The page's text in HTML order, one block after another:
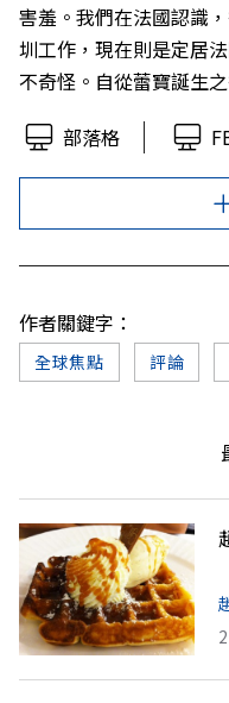
害羞。我們在法國認識
圳工作，現在則是定居
不奇怪。自從蕾寶誕生
部落格
作者關鍵字：
全球焦點 評論